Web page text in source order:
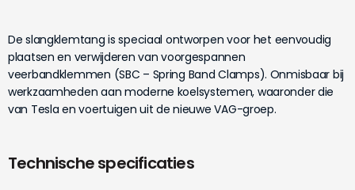
De slangklemtang is speciaal ontworpen voor het eenvoudig
plaatsen en verwijderen van voorgespannen
veerbandklemmen (SBC – Spring Band Clamps). Onmisbaar bij
werkzaamheden aan moderne koelsystemen, waaronder die
van Tesla en voertuigen uit de nieuwe VAG-groep.
Technische specificaties